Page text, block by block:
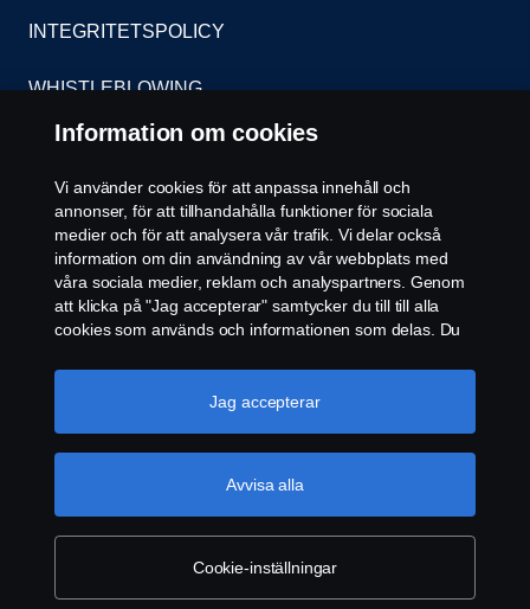
INTEGRITETSPOLICY
WHISTLEBLOWING
KONTAKT
ÅTERFÖRSÄLJARE
COOKIE POLICY
COOKIE-INSTÄLLNINGAR
© Copyright Scania 2026. Scania Sverige AB, Box
900, 127 29 Stockholm, Telefon: 010-706 60 00
Information om cookies
Vi använder cookies för att anpassa innehåll och
annonser, för att tillhandahålla funktioner för sociala
medier och för att analysera vår trafik. Vi delar också
information om din användning av vår webbplats med
våra sociala medier, reklam och analyspartners. Genom
att klicka på "Jag accepterar" samtycker du till till alla
cookies som används och informationen som delas. Du
"Cookie-inställningar" och välja de kategorier du vill
acceptera. För en mer detaljerad förklaring av hur vi
Cookie-inställningar
Avvisa alla
Jag accepterar